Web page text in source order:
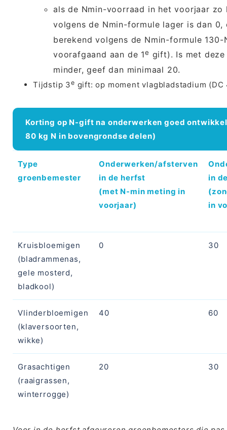
als de Nmin-voorraad in het voorjaar zo
volgens de Nmin-formule lager is dan 0,
berekend volgens de Nmin-formule
voorafgaand aan de 1e gift). Is met
minder, geef dan minimaal 20.
Tijdstip 3e gift: op moment vlagbladstadium (DC
Korting op N-gift na onderwerken goed
80 kg N in bovengrondse delen) ​
​Type
groenbemester
Onderwerken/afsterven
in de herfst
(met N-min meting in
voorjaar)
in
in
Kruisbloemigen
(bladrammenas,
gele mosterd,
bladkool)
0 30
Vlinderbloemigen
(klaversoorten,
wikke)
40 60
Grasachtigen
(raaigrassen,
winterrogge)
20 30